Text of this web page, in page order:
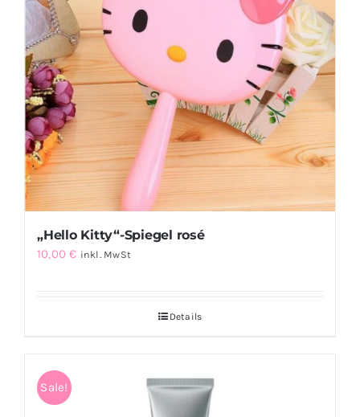
„Hello Kitty“-Spiegel rosé
10,00€ inkl. MwSt
Details
Sale!